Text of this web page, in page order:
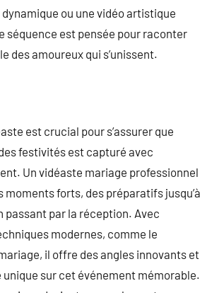
ou une vidéo artistique
séquence est pensée pour raconter
des amoureux qui s’unissent.
est crucial pour s’assurer que
festivités est capturé avec
Un vidéaste mariage professionnel
moments forts, des préparatifs jusqu’à
passant par la réception. Avec
modernes, comme le
il offre des angles innovants et
sur cet événement mémorable.